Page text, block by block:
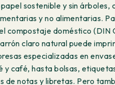
sostenible y sin árboles,
y no alimentarias.
compostaje doméstico (DIN
claro natural puede
especializadas en
y café, hasta bolsas,
de notas y libretas. Pero